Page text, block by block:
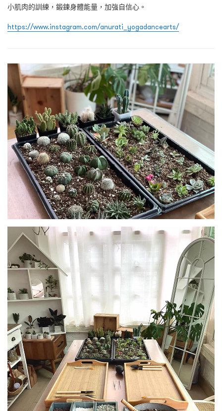
小肌肉的訓練，鍛鍊身體能量，加強自信心。
https://www.instagram.com/anurati_yogadancearts/